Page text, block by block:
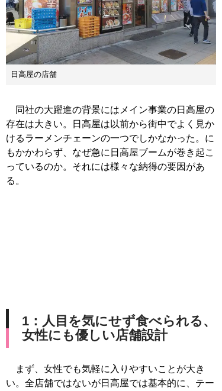
日高屋の店舗
同社の大躍進の背景にはメイン事業の日高屋の
存在は大きい。日高屋は以前から街中でよく見か
けるラーメンチェーンの一つでしかなかった。に
もかかわらず、なぜ急に日高屋ブームが巻き起こ
っているのか。それには様々な納得の要因があ
る。
1：人目を気にせず食べられる、
女性にも優しい店舗設計
まず、女性でも気軽に入りやすいことが大き
い。全店舗ではないが日高屋では基本的に、テー